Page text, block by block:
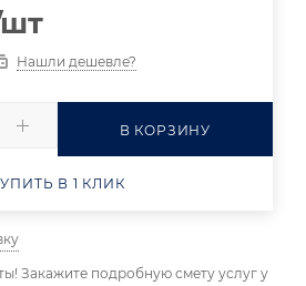
Нашли дешевле?
В КОРЗИНУ
В 1 КЛИК
Закажите подробную смету услуг у